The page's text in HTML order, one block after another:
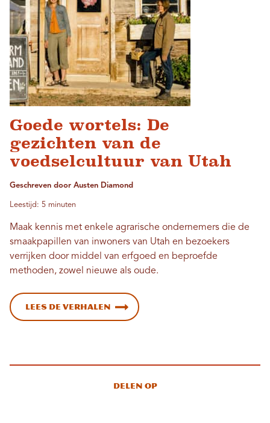
Goede wortels: De
gezichten van de
voedselcultuur van Utah
Geschreven door Austen Diamond
Leestijd: 5 minuten
Maak kennis met enkele agrarische ondernemers die de
smaakpapillen van inwoners van Utah en bezoekers
verrijken door middel van erfgoed en beproefde
methoden, zowel nieuwe als oude.
Lees de verhalen
Delen op